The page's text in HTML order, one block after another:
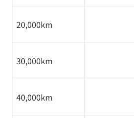
20,000km
30,000km
40,000km